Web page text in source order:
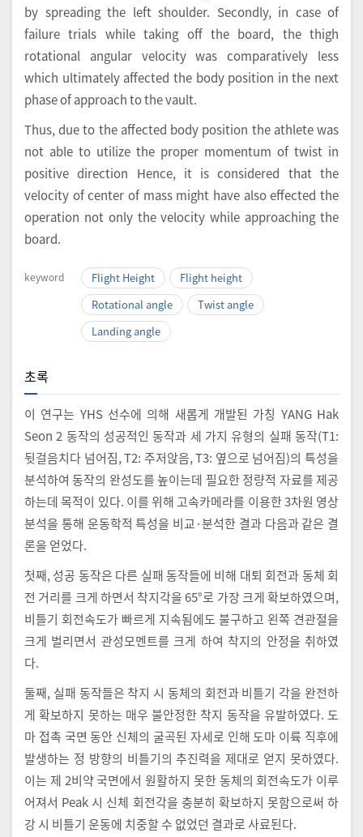
by spreading the left shoulder. Secondly, in case of
failure trials while taking off the board, the thigh
rotational angular velocity was comparatively less
which ultimately affected the body position in the next
phase of approach to the vault.
Thus, due to the affected body position the athlete was
not able to utilize the proper momentum of twist in
positive direction Hence, it is considered that the
velocity of center of mass might have also effected the
operation not only the velocity while approaching the
board.
keyword Flight Height
Flight height
Rotational angle
Twist angle
Landing angle
초록
이 연구는 YHS 선수에 의해 새롭게 개발된 가칭 YANG Hak
Seon 2 동작의 성공적인 동작과 세 가지 유형의 실패 동작(T1:
뒷걸음치다 넘어짐, T2: 주저앉음, T3: 옆으로 넘어짐)의 특성을
분석하여 동작의 완성도를 높이는데 필요한 정량적 자료를 제공
하는데 목적이 있다. 이를 위해 고속카메라를 이용한 3차원 영상
분석을 통해 운동학적 특성을 비교·분석한 결과 다음과 같은 결
론을 얻었다.
첫째, 성공 동작은 다른 실패 동작들에 비해 대퇴 회전과 동체 회
전 거리를 크게 하면서 착지각을 65°로 가장 크게 확보하였으며,
비틀기 회전속도가 빠르게 지속됨에도 불구하고 왼쪽 견관절을
크게 벌리면서 관성모멘트를 크게 하여 착지의 안정을 취하였
다.
둘째, 실패 동작들은 착지 시 동체의 회전과 비틀기 각을 완전하
게 확보하지 못하는 매우 불안정한 착지 동작을 유발하였다. 도
마 접촉 국면 동안 신체의 굴곡된 자세로 인해 도마 이륙 직후에
발생하는 정 방향의 비틀기의 추진력을 제대로 얻지 못하였다.
이는 제 2비약 국면에서 원활하지 못한 동체의 회전속도가 이루
어져서 Peak 시 신체 회전각을 충분히 확보하지 못함으로써 하
강 시 비틀기 운동에 치중할 수 없었던 결과로 사료된다.